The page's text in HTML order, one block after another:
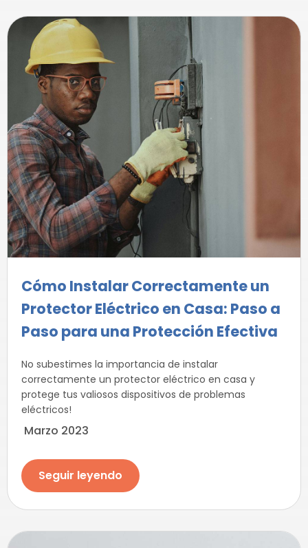
Cómo Instalar Correctamente un
Protector Eléctrico en Casa: Paso a
Paso para una Protección Efectiva
No subestimes la importancia de instalar
correctamente un protector eléctrico en casa y
protege tus valiosos dispositivos de problemas
eléctricos!
Marzo 2023
Seguir leyendo